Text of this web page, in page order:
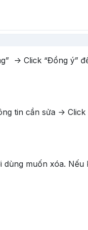
-> Click “Đồng ý”
tin cần sửa -> Click
dùng muốn xóa.